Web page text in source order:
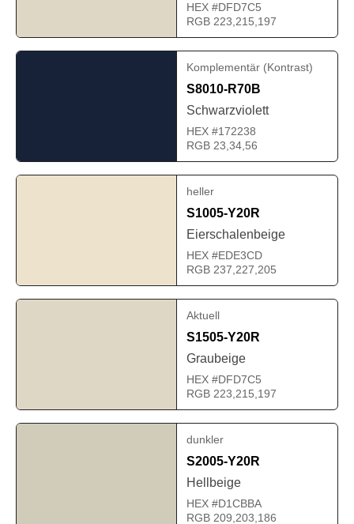
HEX #DFD7C5
RGB 223,215,197
Komplementär (Kontrast)
S8010-R70B
Schwarzviolett
HEX #172238
RGB 23,34,56
heller
S1005-Y20R
Eierschalenbeige
HEX #EDE3CD
RGB 237,227,205
Aktuell
S1505-Y20R
Graubeige
HEX #DFD7C5
RGB 223,215,197
dunkler
S2005-Y20R
Hellbeige
HEX #D1CBBA
RGB 209,203,186